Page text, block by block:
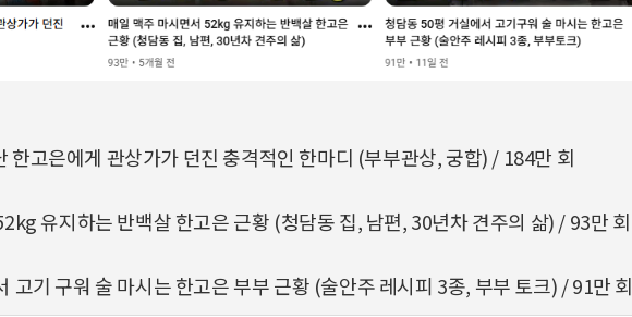
한고은에게 관상가가 던진 충격적인 한마디 (부부관상, 궁합) / 184만 회
유지하는 반백살 한고은 근황 (청담동 집, 남편, 30년차 견주의 삶) / 93만 회
고기 구워 술 마시는 한고은 부부 근황 (술안주 레시피 3종, 부부 토크) / 91만 회